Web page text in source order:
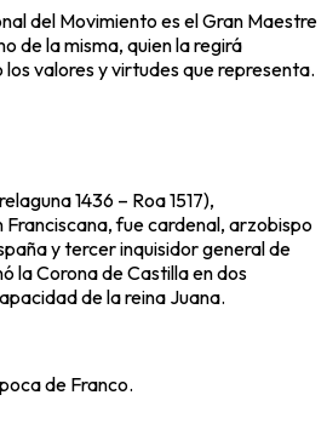
del Movimiento es el Gran Maestre
de la misma, quien la regirá
valores y virtudes que representa.
1436 – Roa 1517),
fue cardenal, arzobispo
y tercer inquisidor general de
la Corona de Castilla en dos
de la reina Juana.
de Franco.